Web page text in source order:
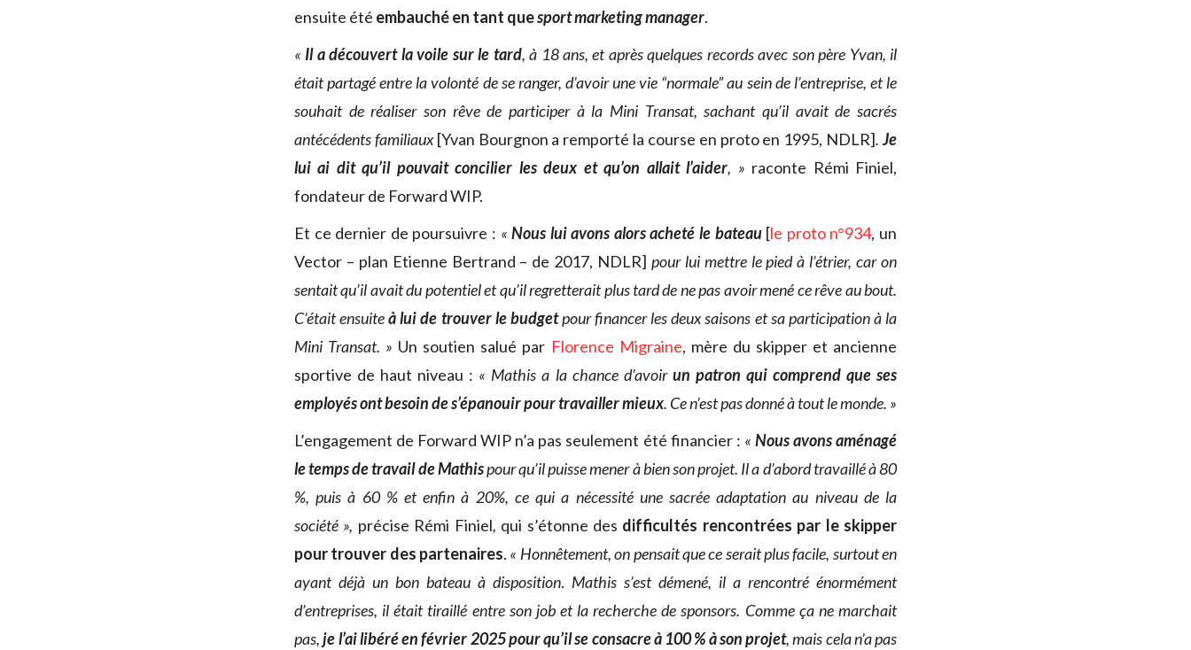
ensuite été embauché en tant quesport marketing manager.
« Il a découvert la voile sur le tard, à 18 ans, et après quelques records avec son père Yvan, il
était partagé entre la volonté de se ranger, d’avoir une vie “normale” au sein de l’entreprise, et le
souhait de réaliser son rêve de participer à la Mini Transat, sachant qu’il avait de sacrés
antécédents familiaux[Yvan Bourgnon a remporté la course en proto en 1995, NDLR].Je
lui ai dit qu’il pouvait concilier les deux et qu’on allait l’aider, » raconte Rémi Finiel,
fondateur de Forward WIP.
Et ce dernier de poursuivre : «Nous lui avons alors acheté le bateau[le proto n°934, un
Vector – plan Etienne Bertrand – de 2017, NDLR] pour lui mettre le pied à l’étrier, car on
sentait qu’il avait du potentiel et qu’il regretterait plus tard de ne pas avoir mené ce rêve au bout.
C’était ensuiteà lui de trouver le budgetpour financer les deux saisons et sa participation à la
Mini Transat. » Un soutien salué par Florence Migraine, mère du skipper et ancienne
sportive de haut niveau : « Mathis a la chance d’avoir un patron qui comprend que ses
employés ont besoin de s’épanouir pour travailler mieux. Ce n’est pas donné à tout le monde. »
L’engagement de Forward WIP n’a pas seulement été financier : « Nous avons aménagé
le temps de travail de Mathispour qu’il puisse mener à bien son projet. Il a d’abord travaillé à 80
%, puis à 60 % et enfin à 20%, ce qui a nécessité une sacrée adaptation au niveau de la
société », précise Rémi Finiel, qui s’étonne des difficultés rencontrées par le skipper
pour trouver des partenaires. « Honnêtement, on pensait que ce serait plus facile, surtout en
ayant déjà un bon bateau à disposition. Mathis s’est démené, il a rencontré énormément
d’entreprises, il était tiraillé entre son job et la recherche de sponsors. Comme ça ne marchait
pas,je l’ai libéré en février 2025 pour qu’il se consacre à 100 % à son projet, mais cela n’a pas